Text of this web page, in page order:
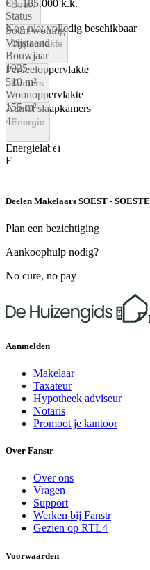
€ 1.185.000 k.k.
Status
Nog niet volledig beschikbaar
Bouw
Soort woning
Vrijstaand
Bouwjaar
1925
Oppervlakte
Perceeloppervlakte
510 m²
Woonoppervlakte
155 m²
Kamers
Aantal slaapkamers
4 Energie
Energielabel
F
Deelen Makelaars SOEST -
Plan een bezichtiging
Aankoophulp nodig?
No cure, no pay
Aanmelden
Makelaar
Taxateur
Hypotheek adviseur
Notaris
Promoot je kantoor
Over Fanstr
Over ons
Vragen
Support
Werken bij Fanstr
Gezien op RTL4
Voorwaarden